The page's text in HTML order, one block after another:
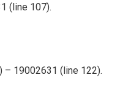
(line 107).
– 19002631 (line 122).